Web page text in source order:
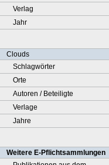
Verlag
Jahr
Clouds
Schlagwörter
Orte
Autoren / Beteiligte
Verlage
Jahre
Weitere E-Pflichtsammlungen